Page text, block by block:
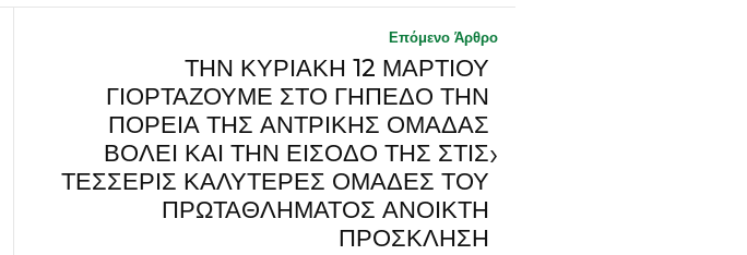
Επόμενο Άρθρο
›
ΤΗΝ ΚΥΡΙΑΚΗ 12 ΜΑΡΤΙΟΥ
ΓΙΟΡΤΑΖΟΥΜΕ ΣΤΟ ΓΗΠΕΔΟ ΤΗΝ
ΠΟΡΕΙΑ ΤΗΣ ΑΝΤΡΙΚΗΣ ΟΜΑΔΑΣ
ΒΟΛΕΙ ΚΑΙ ΤΗΝ ΕΙΣΟΔΟ ΤΗΣ ΣΤΙΣ
ΤΕΣΣΕΡΙΣ ΚΑΛΥΤΕΡΕΣ ΟΜΑΔΕΣ ΤΟΥ
ΠΡΩΤΑΘΛΗΜΑΤΟΣ ΑΝΟΙΚΤΗ
ΠΡΟΣΚΛΗΣΗ